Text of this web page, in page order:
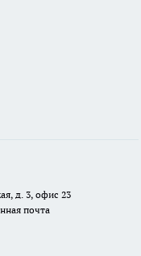
д. 3, офис 23
почта